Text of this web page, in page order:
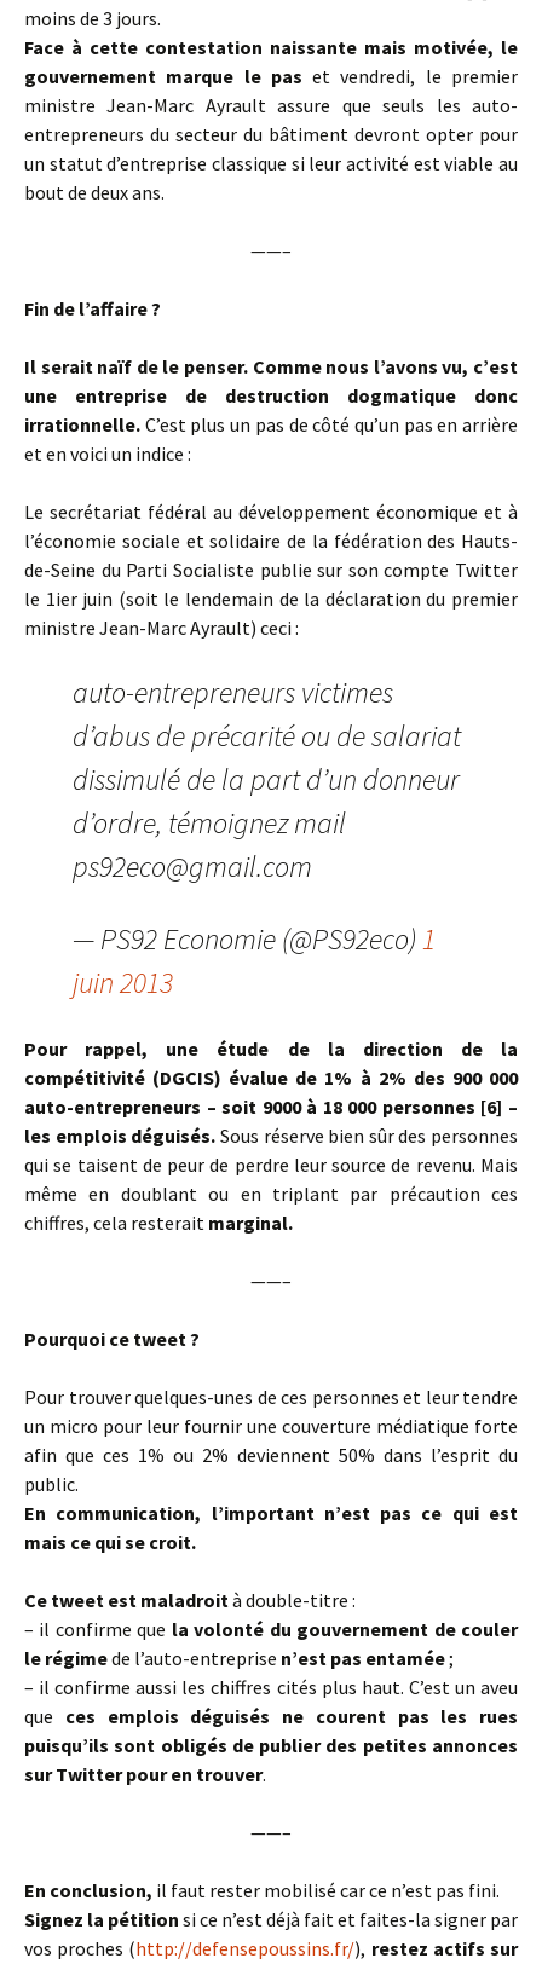
moins de 3 jours.
Face à cette contestation naissante mais motivée, le
gouvernement marque le pas et vendredi, le premier
ministre Jean-Marc Ayrault assure que seuls les auto-
entrepreneurs du secteur du bâtiment devront opter pour
un statut d’entreprise classique si leur activité est viable au
bout de deux ans.
——–
Fin de l’affaire ?
Il serait naïf de le penser. Comme nous l’avons vu, c’est
une entreprise de destruction dogmatique donc
irrationnelle. C’est plus un pas de côté qu’un pas en arrière
et en voici un indice :
Le secrétariat fédéral au développement économique et à
l’économie sociale et solidaire de la fédération des Hauts-
de-Seine du Parti Socialiste publie sur son compte Twitter
le 1ier juin (soit le lendemain de la déclaration du premier
ministre Jean-Marc Ayrault) ceci :
auto-entrepreneurs victimes
d’abus de précarité ou de salariat
dissimulé de la part d’un donneur
d’ordre, témoignez mail
ps92eco@gmail.com
— PS92 Economie (@PS92eco)1
juin 2013
Pour rappel, une étude de la direction de la
compétitivité (DGCIS) évalue de 1% à 2% des 900 000
auto-entrepreneurs – soit 9000 à 18 000 personnes [6] –
les emplois déguisés. Sous réserve bien sûr des personnes
qui se taisent de peur de perdre leur source de revenu. Mais
même en doublant ou en triplant par précaution ces
chiffres, cela resterait marginal.
——–
Pourquoi ce tweet ?
Pour trouver quelques-unes de ces personnes et leur tendre
un micro pour leur fournir une couverture médiatique forte
afin que ces 1% ou 2% deviennent 50% dans l’esprit du
public.
En communication, l’important n’est pas ce qui est
mais ce qui se croit.
Ce tweet est maladroità double-titre :
– il confirme que la volonté du gouvernement de couler
le régimede l’auto-entreprise n’est pas entamée;
– il confirme aussi les chiffres cités plus haut. C’est un aveu
que ces emplois déguisés ne courent pas les rues
puisqu’ils sont obligés de publier des petites annonces
sur Twitter pour en trouver.
——–
En conclusion, il faut rester mobilisé car ce n’est pas fini.
Signez la pétition si ce n’est déjà fait et faites-la signer par
vos proches (http://defensepoussins.fr/), restez actifs sur